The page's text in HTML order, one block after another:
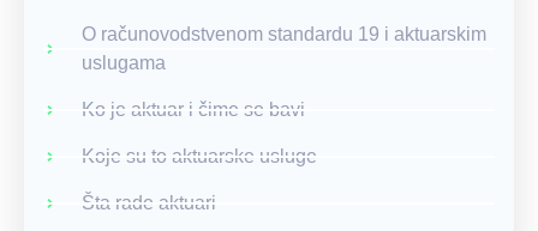
O računovodstvenom standardu 19 i aktuarskim
uslugama
Ko je aktuar i čime se bavi
Koje su to aktuarske usluge
Šta rade aktuari